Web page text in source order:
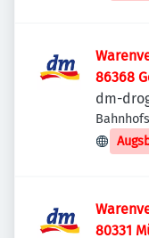
86368
dm-
80331